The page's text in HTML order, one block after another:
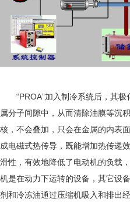
“PROA”加入制冷系统后，其极
属分子间隙中，从而清除油膜等沉
核，不会叠加，只会在金属的内表
成电磁式热传导，既能增加热传递
滑性，有效地降低了电动机的负载
机是在动力下运转的设备，其它设
剂和冷冻油通过压缩机吸入和排出